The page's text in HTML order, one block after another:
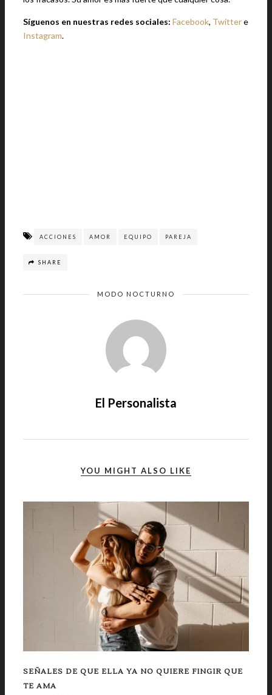
Síguenos en nuestras redes sociales: Facebook, Twittere
Instagram.
ACCIONES AMOR EQUIPO PAREJA
SHARE
MODO NOCTURNO
El Personalista
YOU MIGHT ALSO LIKE
SEÑALES DE QUE ELLA YA NO QUIERE FINGIR QUE
TE AMA